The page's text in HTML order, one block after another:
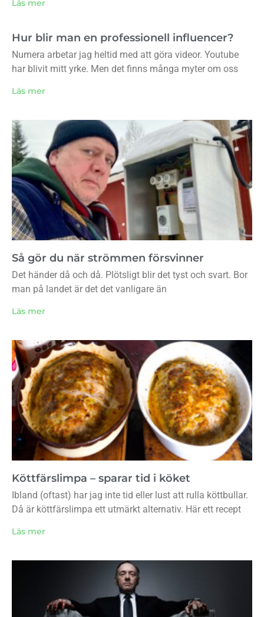
Läs mer
Hur blir man en professionell influencer?
Numera arbetar jag heltid med att göra videor. Youtube
har blivit mitt yrke. Men det finns många myter om oss
Läs mer
Så gör du när strömmen försvinner
Det händer då och då. Plötsligt blir det tyst och svart. Bor
man på landet är det det vanligare än
Läs mer
Köttfärslimpa – sparar tid i köket
Ibland (oftast) har jag inte tid eller lust att rulla köttbullar.
Då är köttfärslimpa ett utmärkt alternativ. Här ett recept
Läs mer